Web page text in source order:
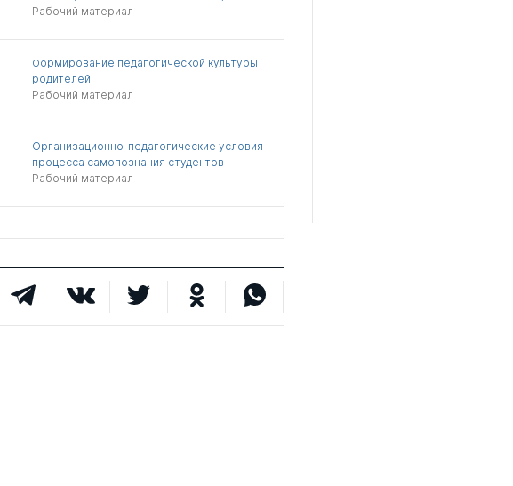
Рабочий материал
Формирование педагогической культуры
родителей
Рабочий материал
Организационно-педагогические условия
процесса самопознания студентов
Рабочий материал